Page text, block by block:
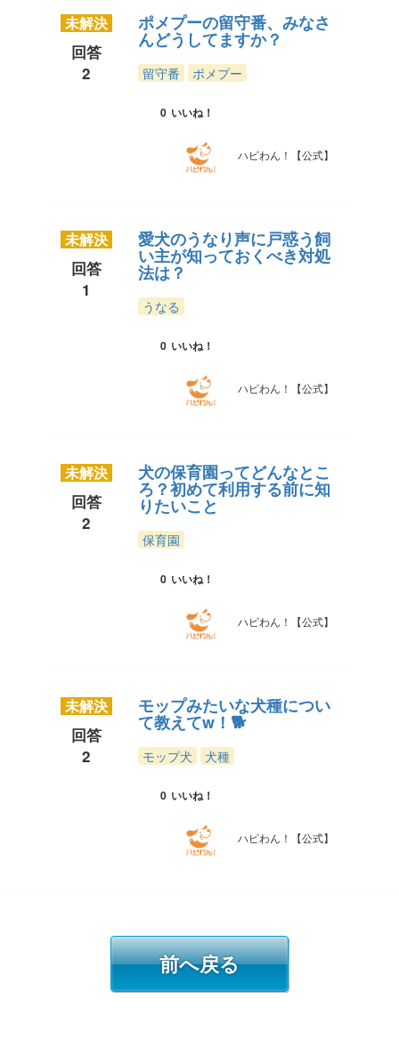
未解決
回答
2
ポメプーの留守番、みなさ
んどうしてますか？
留守番 ポメプー
0 いいね！
ハピわん！【公式】
未解決
回答
1
愛犬のうなり声に戸惑う飼
い主が知っておくべき対処
法は？
うなる
0 いいね！
ハピわん！【公式】
未解決
回答
2
犬の保育園ってどんなとこ
ろ？初めて利用する前に知
りたいこと
保育園
0 いいね！
ハピわん！【公式】
未解決
回答
2
モップみたいな犬種につい
て教えてw！🐕
モップ犬 犬種
0 いいね！
ハピわん！【公式】
前へ戻る